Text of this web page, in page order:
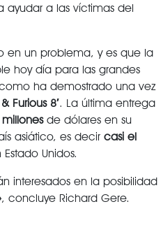
ayudar a las víctimas del
en un problema, y es que la
hoy día para las grandes
ha demostrado una vez
& Furious 8′. La última entrega
millones de dólares en su
asiático, es decir casi el
Unidos.
interesados en la posibilidad
, concluye Richard Gere.